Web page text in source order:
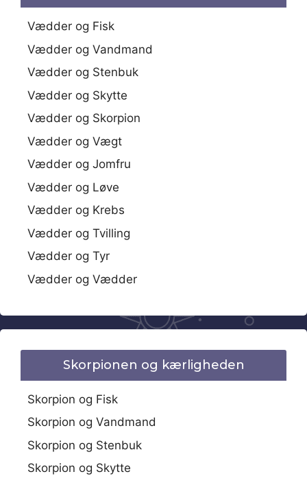
Vædder og Fisk
Vædder og Vandmand
Vædder og Stenbuk
Vædder og Skytte
Vædder og Skorpion
Vædder og Vægt
Vædder og Jomfru
Vædder og Løve
Vædder og Krebs
Vædder og Tvilling
Vædder og Tyr
Vædder og Vædder
Skorpionen og kærligheden
Skorpion og Fisk
Skorpion og Vandmand
Skorpion og Stenbuk
Skorpion og Skytte